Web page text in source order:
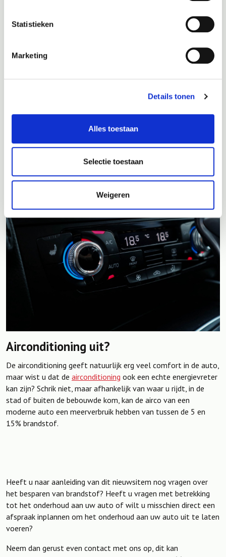
Statistieken
Marketing
Details tonen
Alles toestaan
Selectie toestaan
Weigeren
Bij inspectie van de motorruimte blijkt het luchtfilter erg
hoeveelheid lucht, wat resulteert in een niet optimale
luchtfilteris de verbranding van de brandstof wel
optimaal! Ook dit bespaart uiteraard weer in
Airconditioning uit?
De airconditioning geeft natuurlijk erg veel comfort in de auto,
maar wist u dat de airconditioning ook een echte energievreter
kan zijn? Schrik niet, maar afhankelijk van waar u rijdt, in de
stad of buiten de bebouwde kom, kan de airco van een
moderne auto een meerverbruik hebben van tussen de 5 en
15% brandstof.
Heeft u naar aanleiding van dit nieuwsitem nog vragen over
het besparen van brandstof? Heeft u vragen met betrekking
tot het onderhoud aan uw auto of wilt u misschien direct een
afspraak inplannen om het onderhoud aan uw auto uit te laten
voeren?
Neem dan gerust even contact met ons op, dit kan